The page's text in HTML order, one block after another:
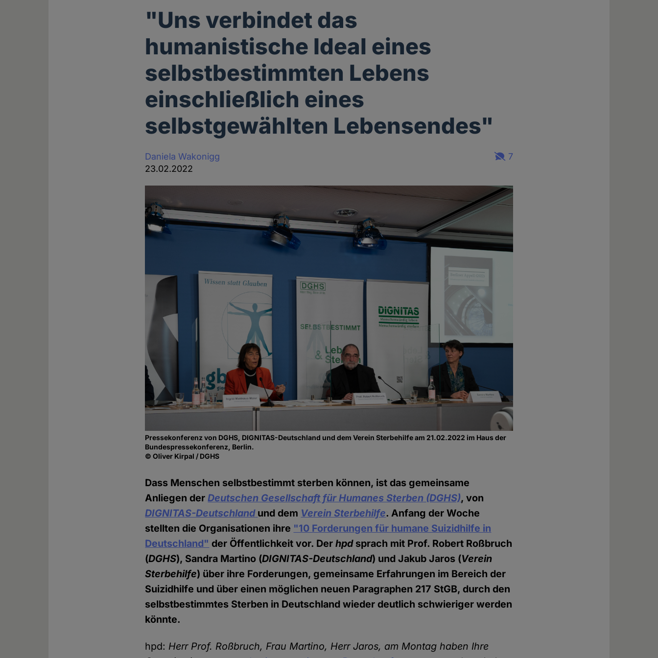
"Uns verbindet das
humanistische Ideal eines
selbstbestimmten Lebens
einschließlich eines
selbstgewählten Lebensendes"
Daniela Wakonigg
23.02.2022
7
Pressekonferenz von DGHS, DIGNITAS-Deutschland und dem Verein Sterbehilfe am 21.02.2022 im Haus der
Bundespressekonferenz, Berlin.
© Oliver Kirpal / DGHS
Dass Menschen selbstbestimmt sterben können, ist das gemeinsame
Anliegen derDeutschen Gesellschaft für Humanes Sterben (DGHS), von
DIGNITAS-Deutschland und dem Verein Sterbehilfe. Anfang der Woche
stellten die Organisationen ihre "10 Forderungen für humane Suizidhilfe in
Deutschland" der Öffentlichkeit vor. Der hpdsprach mit Prof. Robert Roßbruch
(DGHS), Sandra Martino (DIGNITAS-Deutschland) und Jakub Jaros (Verein
Sterbehilfe) über ihre Forderungen, gemeinsame Erfahrungen im Bereich der
Suizidhilfe und über einen möglichen neuen Paragraphen 217 StGB, durch den
selbstbestimmtes Sterben in Deutschland wieder deutlich schwieriger werden
könnte.
hpd: Herr Prof. Roßbruch, Frau Martino, Herr Jaros, am Montag haben Ihre